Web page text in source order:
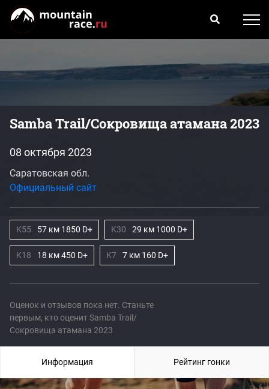
Samba Trail/Сокровища атамана 2023
Оценок и отзывов пока нет. Станьте
первым, кто оценит Samba Trail/
Сокровища атамана 2023
08 октября 2023
Саратовская обл.
Официальный сайт
K55 57 км 1850 D+ K30 29 км 1000 D+
K18 18 км 450 D+ K7 7 км 160 D+
Информация Рейтинг гонки